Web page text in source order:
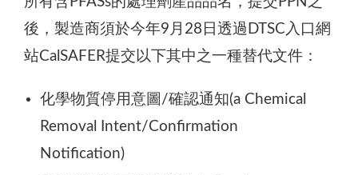
後，製造商須於今年9月28日透過DTSC入口網
站CalSAFER提交以下其中之一種替代文件：
化學物質停用意圖/確認通知(a Chemical
Removal Intent/Confirmation
Notification)